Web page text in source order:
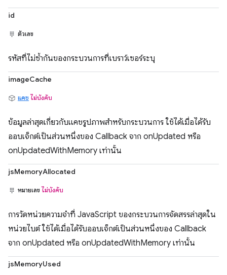
id
ตัวเลข
รหัสที่ไม่ซ้ำกันของกระบวนการที่เบราว์เซอร์ระบุ
imageCache
แคช ไม่บังคับ
ข้อมูลล่าสุดเกี่ยวกับแคชรูปภาพสำหรับกระบวนการ ใช้ได้เมื่อได้รับ
ออบเจ็กต์เป็นส่วนหนึ่งของ Callback จาก onUpdated หรือ
onUpdatedWithMemory เท่านั้น
jsMemoryAllocated
หมายเลข ไม่บังคับ
การวัดหน่วยความจำที่ JavaScript ของกระบวนการจัดสรรล่าสุดใน
หน่วยไบต์ ใช้ได้เมื่อได้รับออบเจ็กต์เป็นส่วนหนึ่งของ Callback
จาก onUpdated หรือ onUpdatedWithMemory เท่านั้น
jsMemoryUsed